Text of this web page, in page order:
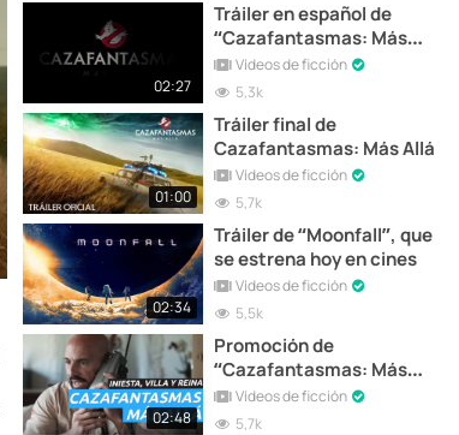
02:27
Tráiler en español de
“Cazafantasmas: Más
Allá”Vídeos de ficción
5,3k
01:00
Tráiler final de
Cazafantasmas: Más Allá
Vídeos de ficción
5,7k
02:34
Tráiler de “Moonfall”, que
se estrena hoy en cines
Vídeos de ficción
5,5k
02:48
Promoción de
“Cazafantasmas: Más
Allá” con Iniesta, Villa y
Reina
Vídeos de ficción
5,7k